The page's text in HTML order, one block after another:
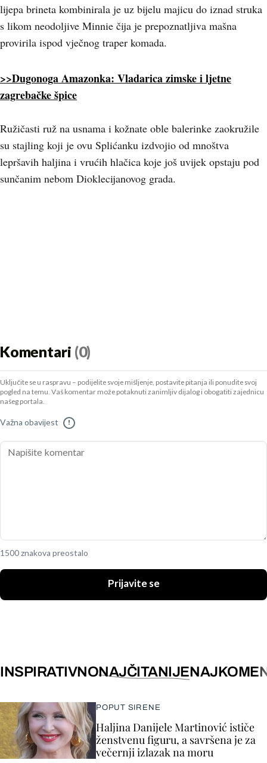
lijepa brineta kombinirala je uz bijelu majicu do iznad struka
s likom neodoljive Minnie čija je prepoznatljiva mašna
provirila ispod vječnog traper komada.
>>Dugonoga Amazonka: Vladarica zimske i ljetne
zagrebačke špice
Ružičasti ruž na usnama i kožnate oble balerinke zaokružile
su stajling koji je ovu Splićanku izdvojio od mnoštva
lepršavih haljina i vrućih hlačica koje još uvijek opstaju pod
sunčanim nebom Dioklecijanovog grada.
Komentari (0)
Uključite se u raspravu – podijelite svoje mišljenje, postavite pitanja ili ponudite svoj
pogled na temu. Vaš komentar može potaknuti zanimljiv dijalog i obogatiti zajednicu
našeg portala.
Važna obavijest !
1500 znakova preostalo
Prijavite se
INSPIRATIVNONAJČITANIJE
POPUT SIRENE
Haljina Danijele Martinović ističe
ženstvenu figuru, a savršena je za
večernji izlazak na moru